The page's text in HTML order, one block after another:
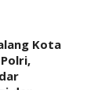
Kota
Polri,